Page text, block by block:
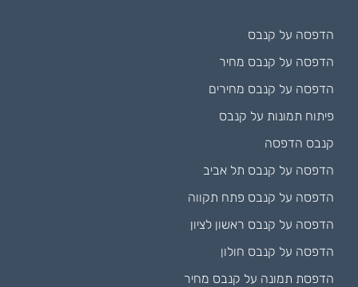
הדפסה על קנבס
הדפסה על קנבס מחיר
הדפסה על קנבס מחירים
פיתוח תמונות על קנבס
קנבס הדפסה
הדפסה על קנבס תל אביב
הדפסה על קנבס פתח תקווה
הדפסה על קנבס ראשון לציון
הדפסה על קנבס חולון
הדפסת תמונה על קנבס מחיר